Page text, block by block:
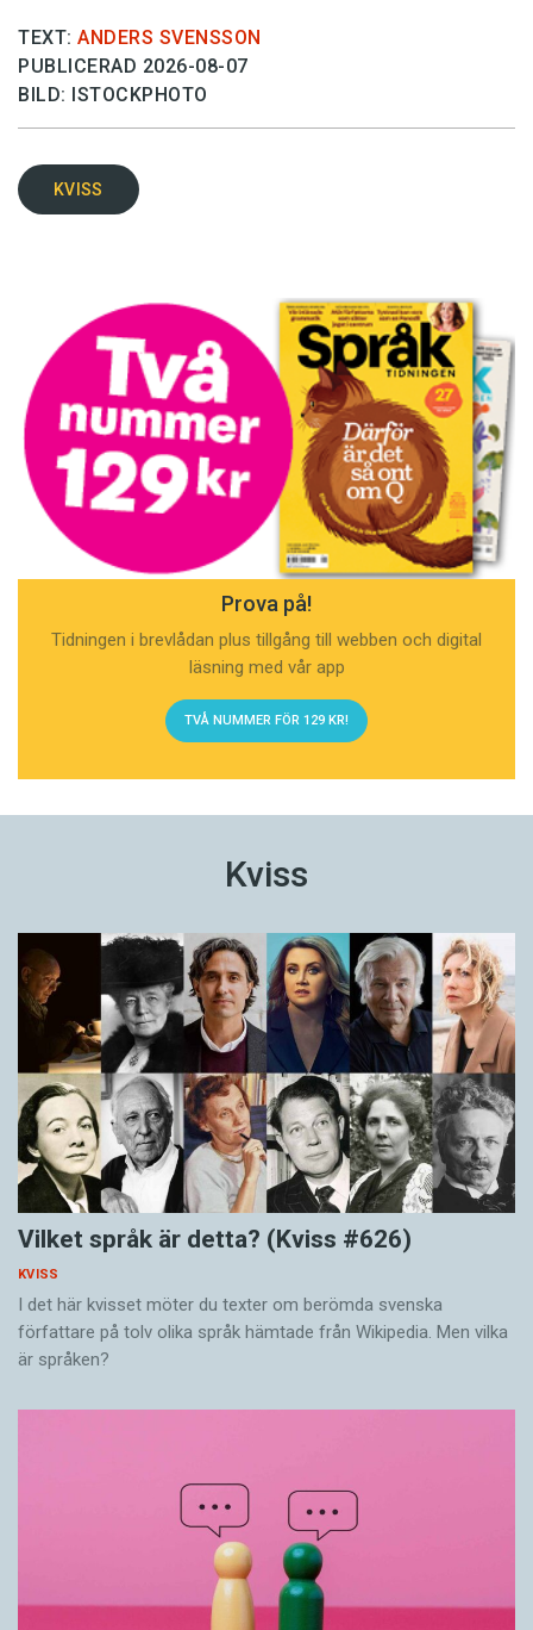
TEXT: ANDERS SVENSSON
PUBLICERAD 2026-08-07
BILD: ISTOCKPHOTO
KVISS
Prova på!
Tidningen i brevlådan plus tillgång till webben och digital
läsning med vår app
TVÅ NUMMER FÖR 129 KR!
Kviss
Vilket språk är detta? (Kviss #626)
KVISS
I det här kvisset möter du texter om berömda svenska
författare på tolv olika språk hämtade från Wikipedia. Men vilka
är språken?